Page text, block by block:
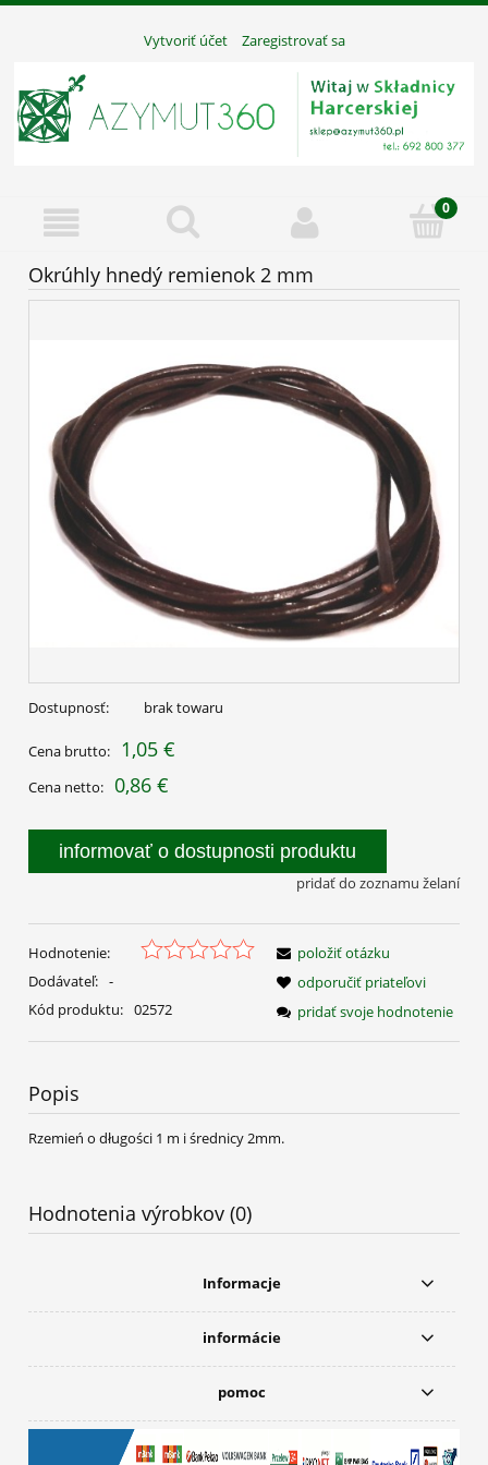
Vytvoriť účet Zaregistrovať sa
Okrúhly hnedý remienok 2 mm
Dostupnosť: brak towaru
Cena brutto: 1,05 €
Cena netto: 0,86 €
informovať o dostupnosti produktu
pridať do zoznamu želaní
Hodnotenie:
Dodávateľ: -
Kód produktu: 02572
položiť otázku
odporučiť priateľovi
pridať svoje hodnotenie
Popis
Rzemień o długości 1 m i średnicy 2mm.
Hodnotenia výrobkov (0)
Informacje
informácie
pomoc